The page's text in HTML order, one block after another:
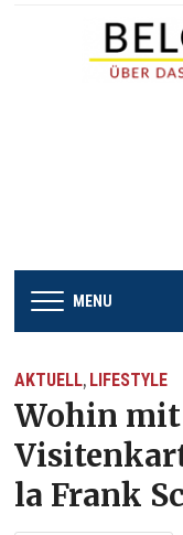
MENU
AKTUELL, LIFESTYLE
Wohin
la Frank